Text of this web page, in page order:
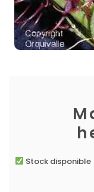
Stock disponible